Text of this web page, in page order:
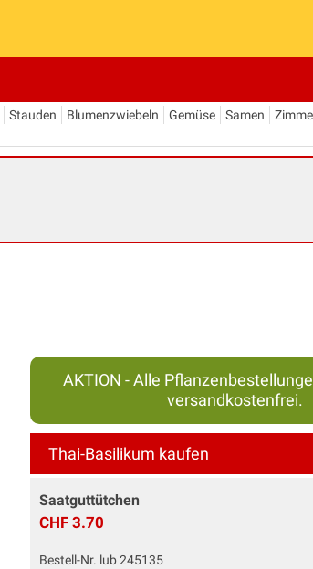
Stauden Blumenzwiebeln Gemüse Samen
AKTION - Alle
versandkostenfrei.
Thai-Basilikum kaufen
Saatguttütchen
CHF 3.70
Bestell-Nr. lub 245135